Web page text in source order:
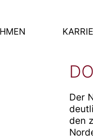
UND
Der
den